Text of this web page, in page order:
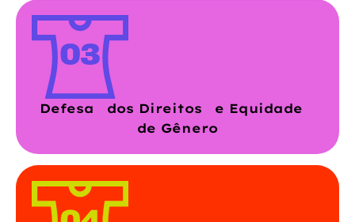
Defesa dos Direitos e Equidade
de Gênero